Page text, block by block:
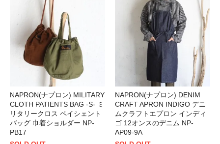
NAPRON(ナプロン) MILITARY
CLOTH PATIENTS BAG -S- ミ
リタリークロス ペイシェント
バッグ 巾着ショルダー NP-
PB17
NAPRON(ナプロン) DENIM
CRAFT APRON INDIGO デニ
ムクラフトエプロン インディ
ゴ 12オンスのデニム NP-
AP09-9A